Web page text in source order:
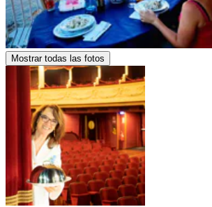
Mostrar todas las fotos